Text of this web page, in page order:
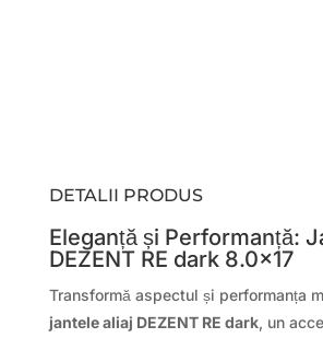
DETALII PRODUS
Eleganță și Performanță:
DEZENT RE dark 8.0×17
Transformă aspectul și performanța
jantele aliaj DEZENT RE dark, un